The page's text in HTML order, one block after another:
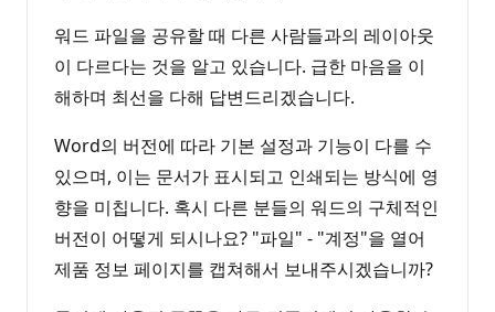
워드 파일을 공유할 때 다른 사람들과의 레이아웃
이 다르다는 것을 알고 있습니다. 급한 마음을 이
해하며 최선을 다해 답변드리겠습니다.
Word의 버전에 따라 기본 설정과 기능이 다를 수
있으며, 이는 문서가 표시되고 인쇄되는 방식에 영
향을 미칩니다. 혹시 다른 분들의 워드의 구체적인
버전이 어떻게 되시나요? "파일" - "계정"을 열어
제품 정보 페이지를 캡쳐해서 보내주시겠습니까?